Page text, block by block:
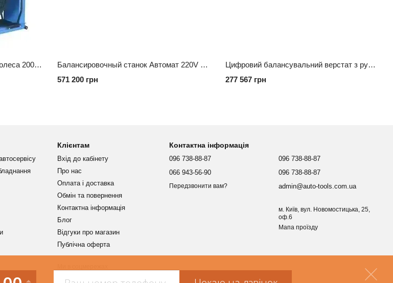
Балансировочный стенд (вес колеса 200кг) ShiningBerg W69
Балансировочный станок Автомат 220V M&B Engineering MB230 Т ГРУЗОВАЯ (без конусов-опция)
571 200 грн
Цифровий балансувальний верстат з ручним обертанням, CEMB C206
277 567 грн
Клієнтам
Вхід до кабінету
Про нас
Оплата і доставка
Обмін та повернення
Контактна інформація
Блог
Відгуки про магазин
Публічна оферта
Контактна інформація
096 738-88-87
066 943-56-90
Передзвонити вам?
096 738-88-87
096 738-88-87
admin@auto-tools.com.ua
м. Київ, вул. Новомостицька, 25,
оф.6
Мапа проїзду